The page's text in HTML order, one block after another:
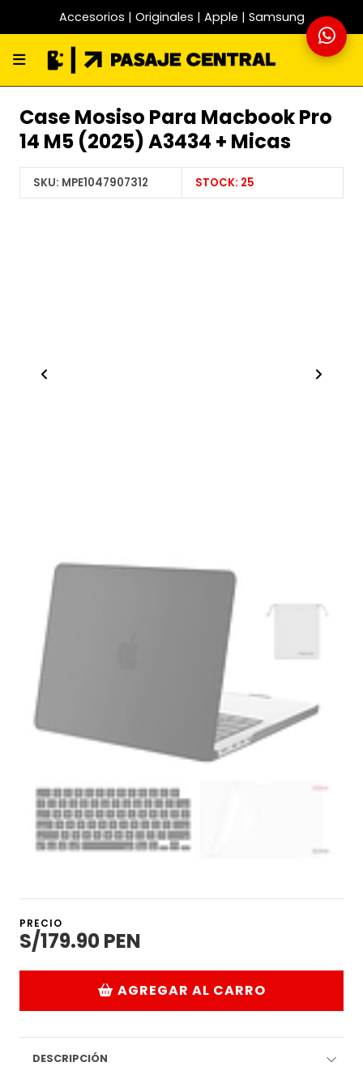
Accesorios | Originales | Apple | Samsung
Case Mosiso Para Macbook Pro
14 M5 (2025) A3434 + Micas
SKU: MPE1047907312 STOCK: 25
PRECIO
S/179.90 PEN
AGREGAR AL CARRO
DESCRIPCIÓN